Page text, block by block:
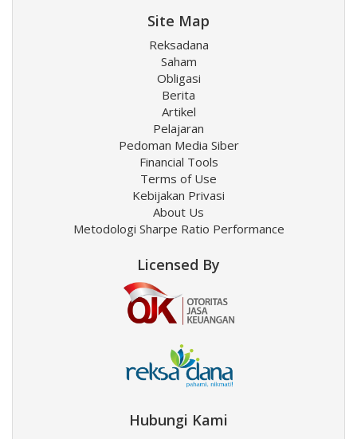
Site Map
Reksadana
Saham
Obligasi
Berita
Artikel
Pelajaran
Pedoman Media Siber
Financial Tools
Terms of Use
Kebijakan Privasi
About Us
Metodologi Sharpe Ratio Performance
Licensed By
Hubungi Kami